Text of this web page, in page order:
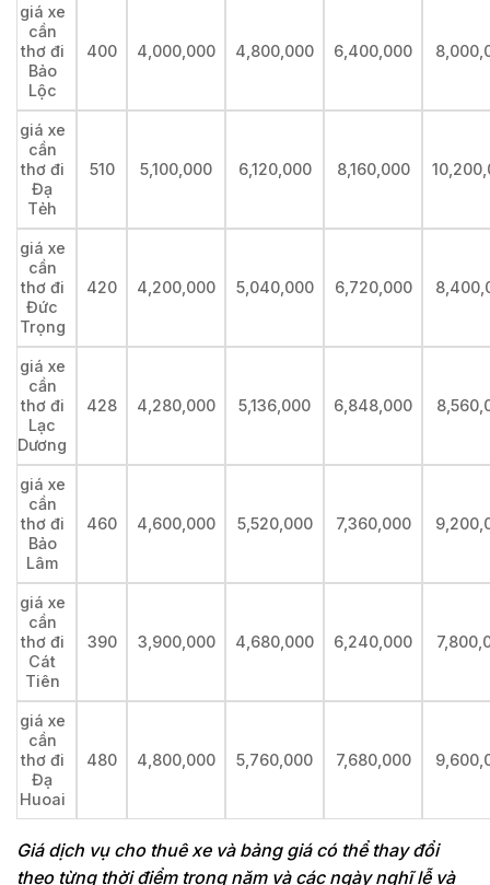
giá xe
cần
thơ đi
Bảo
Lộc
400 4,000,000 4,800,000 6,400,000
giá xe
cần
thơ đi
Đạ
Tẻh
510 5,100,000 6,120,000 8,160,000
giá xe
cần
thơ đi
Đức
Trọng
420 4,200,000 5,040,000 6,720,000
giá xe
cần
thơ đi
Lạc
Dương
428 4,280,000 5,136,000 6,848,000
giá xe
cần
thơ đi
Bảo
Lâm
460 4,600,000 5,520,000 7,360,000
giá xe
cần
thơ đi
Cát
Tiên
390 3,900,000 4,680,000 6,240,000
giá xe
cần
thơ đi
Đạ
Huoai
480 4,800,000 5,760,000 7,680,000
Giá dịch vụ cho thuê xe và bảng giá có thể thay đổi
theo từng thời điểm trong năm và các ngày nghĩ lễ và